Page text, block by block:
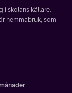
i skolans källare.
hemmabruk, som